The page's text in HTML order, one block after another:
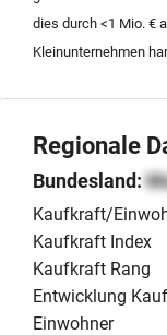
Rahmen von
rechtliche Form
dies durch <1 Mio. €
Kleinunternehmen
Regionale
Bundesland:
Kaufkraft/
Kaufkraft Index
Kaufkraft Rang
Entwicklung
Einwohner